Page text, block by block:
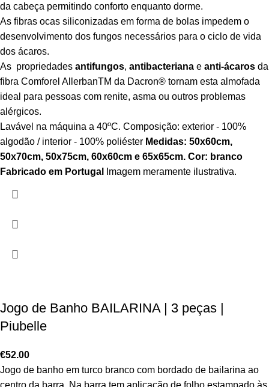
da cabeça permitindo conforto enquanto dorme.
As fibras ocas siliconizadas em forma de bolas impedem o
desenvolvimento dos fungos necessários para o ciclo de vida
dos ácaros.
As propriedades antifungos, antibacteriana e anti-ácaros da
fibra Comforel AllerbanTM da Dacron® tornam esta almofada
ideal para pessoas com renite, asma ou outros problemas
alérgicos.
Lavável na máquina a 40ºC. Composição: exterior - 100%
algodão / interior - 100% poliéster Medidas: 50x60cm,
50x70cm, 50x75cm, 60x60cm e 65x65cm. Cor: branco
Fabricado em Portugal
Imagem meramente ilustrativa.
Jogo de Banho BAILARINA | 3 peças |
Piubelle
€52.00
Jogo de banho em turco branco com bordado de bailarina ao
centro da barra. Na barra tem aplicação de folho estampado às